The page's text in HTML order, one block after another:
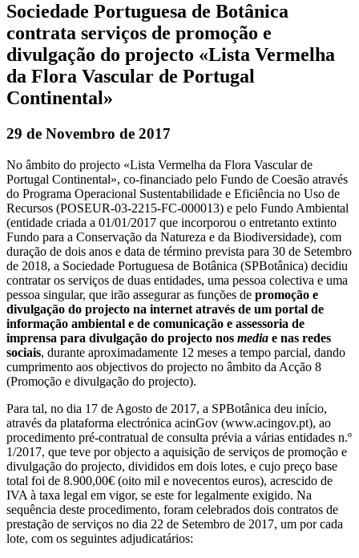
Sociedade Portuguesa de Botânica
contrata serviços de promoção e
divulgação do projecto «Lista Vermelha
da Flora Vascular de Portugal
Continental»
29 de Novembro de 2017
No âmbito do projecto «Lista Vermelha da Flora Vascular de
Portugal Continental», co-financiado pelo Fundo de Coesão através
do Programa Operacional Sustentabilidade e Eficiência no Uso de
Recursos (POSEUR-03-2215-FC-000013) e pelo Fundo Ambiental
(entidade criada a 01/01/2017 que incorporou o entretanto extinto
Fundo para a Conservação da Natureza e da Biodiversidade), com
duração de dois anos e data de término prevista para 30 de Setembro
de 2018, a Sociedade Portuguesa de Botânica (SPBotânica) decidiu
contratar os serviços de duas entidades, uma pessoa colectiva e uma
pessoa singular, que irão assegurar as funções de promoção e
divulgação do projecto na internet através de um portal de
informação ambiental e de comunicação e assessoria de
imprensa para divulgação do projecto nos media e nas redes
sociais, durante aproximadamente 12 meses a tempo parcial, dando
cumprimento aos objectivos do projecto no âmbito da Acção 8
(Promoção e divulgação do projecto).
Para tal, no dia 17 de Agosto de 2017, a SPBotânica deu início,
através da plataforma electrónica acinGov (www.acingov.pt), ao
procedimento pré-contratual de consulta prévia a várias entidades n.º
1/2017, que teve por objecto a aquisição de serviços de promoção e
divulgação do projecto, divididos em dois lotes, e cujo preço base
total foi de 8.900,00€ (oito mil e novecentos euros), acrescido de
IVA à taxa legal em vigor, se este for legalmente exigido. Na
sequência deste procedimento, foram celebrados dois contratos de
prestação de serviços no dia 22 de Setembro de 2017, um por cada
lote, com os seguintes adjudicatários: